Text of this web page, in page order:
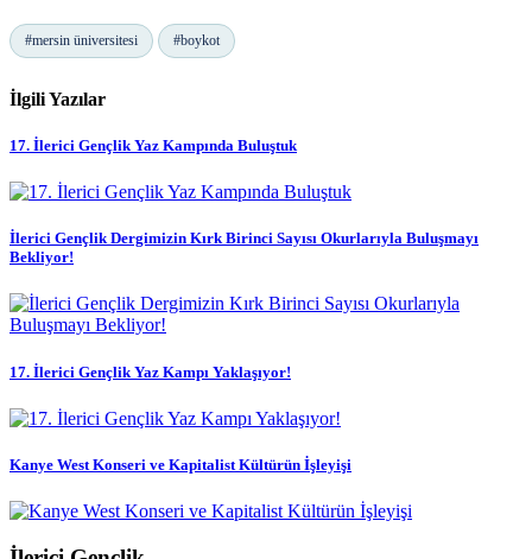
#mersin üniversitesi #boykot
İlgili Yazılar
17. İlerici Gençlik Yaz Kampında Buluştuk
İlerici Gençlik Dergimizin Kırk Birinci Sayısı Okurlarıyla Buluşmayı
Bekliyor!
17. İlerici Gençlik Yaz Kampı Yaklaşıyor!
Kanye West Konseri ve Kapitalist Kültürün İşleyişi